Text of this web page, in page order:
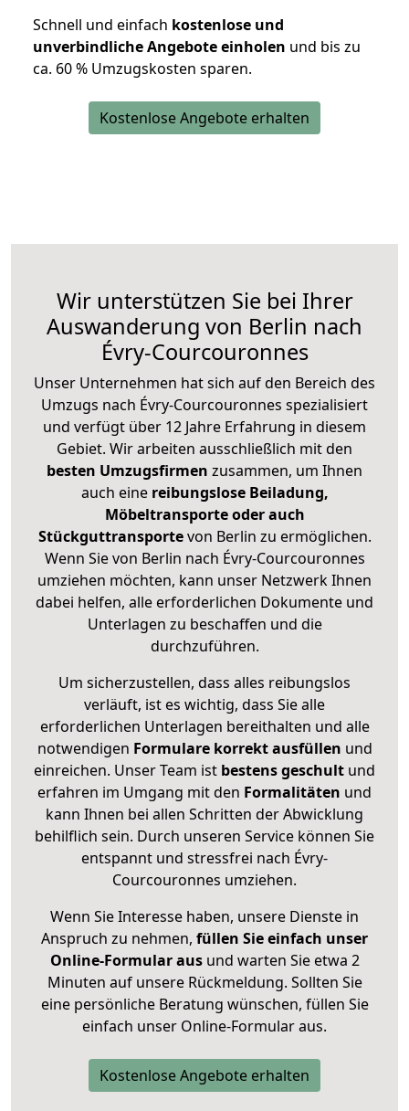
Schnell und einfach kostenlose und
unverbindliche Angebote einholen und bis zu
ca. 60 % Umzugskosten sparen.
Kostenlose Angebote erhalten
Wir unterstützen Sie bei Ihrer
Auswanderung von Berlin nach
Évry-Courcouronnes
Unser Unternehmen hat sich auf den Bereich des
Umzugs nach Évry-Courcouronnes spezialisiert
und verfügt über 12 Jahre Erfahrung in diesem
Gebiet. Wir arbeiten ausschließlich mit den
besten Umzugsfirmen zusammen, um Ihnen
auch eine reibungslose Beiladung,
Möbeltransporte oder auch
Stückguttransportevon Berlin zu ermöglichen.
Wenn Sie von Berlin nach Évry-Courcouronnes
umziehen möchten, kann unser Netzwerk Ihnen
dabei helfen, alle erforderlichen Dokumente und
Unterlagen zu beschaffen und die
durchzuführen.
Um sicherzustellen, dass alles reibungslos
verläuft, ist es wichtig, dass Sie alle
erforderlichen Unterlagen bereithalten und alle
notwendigen Formulare korrekt ausfüllen und
einreichen. Unser Team ist bestens geschult und
erfahren im Umgang mit den Formalitäten und
kann Ihnen bei allen Schritten der Abwicklung
behilflich sein. Durch unseren Service können Sie
entspannt und stressfrei nach Évry-
Courcouronnes umziehen.
Wenn Sie Interesse haben, unsere Dienste in
Anspruch zu nehmen, füllen Sie einfach unser
Online-Formular ausund warten Sie etwa 2
Minuten auf unsere Rückmeldung. Sollten Sie
eine persönliche Beratung wünschen, füllen Sie
einfach unser Online-Formular aus.
Kostenlose Angebote erhalten